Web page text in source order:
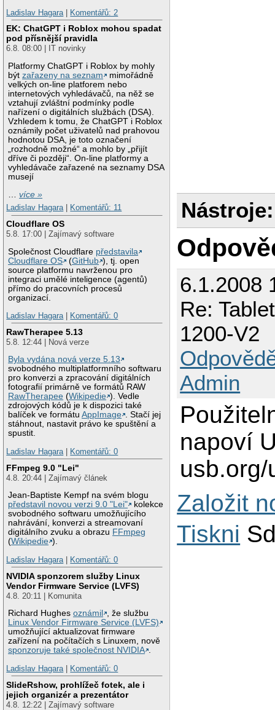
Ladislav Hagara
Komentářů: 2
EK: ChatGPT i Roblox mohou spadat
pod přísnější pravidla
6.8. 08:00 | IT novinky
Platformy ChatGPT i Roblox by mohly
býtzařazeny na seznam
mimořádně
velkých on-line platforem nebo
internetových vyhledávačů, na něž se
vztahují zvláštní podmínky podle
nařízení o digitálních službách (DSA).
Vzhledem k tomu, že ChatGPT i Roblox
oznámily počet uživatelů nad prahovou
hodnotou DSA, je toto označení
„rozhodně možné“ a mohlo by „přijít
dříve či později“. On-line platformy a
vyhledávače zařazené na seznamy DSA
musejí
…více »
Ladislav Hagara| Komentářů: 11
Cloudflare OS
5.8. 17:00 | Zajímavý software
Společnost Cloudflare představila
Cloudflare OS
(GitHub ), tj. open
source platformu navrženou pro
integraci umělé inteligence (agentů)
přímo do pracovních procesů
organizací.
Ladislav Hagara| Komentářů: 0
RawTherapee 5.13
5.8. 12:44 | Nová verze
Byla vydána nová verze 5.13
svobodného multiplatformního softwaru
pro konverzi a zpracování digitálních
fotografií primárně ve formátů RAW
RawTherapee (Wikipedie ). Vedle
zdrojových kódů je k dispozici také
balíček ve formátuAppImage . Stačí jej
stáhnout, nastavit právo ke spuštění a
spustit.
Ladislav Hagara| Komentářů: 0
FFmpeg 9.0 "Lei"
4.8. 20:44 | Zajímavý článek
Jean-Baptiste Kempf na svém blogu
představil novou verzi 9.0 "Lei"
kolekce
svobodného softwaru umožňujícího
nahrávání, konverzi a streamovaní
digitálního zvuku a obrazu FFmpeg
(Wikipedie ).
Ladislav Hagara| Komentářů: 0
NVIDIA sponzorem služby Linux
Vendor Firmware Service (LVFS)
4.8. 20:11 | Komunita
Richard Hughesoznámil
, že službu
Linux Vendor Firmware Service (LVFS)
umožňující aktualizovat firmware
zařízení na počítačích s Linuxem, nově
sponzoruje také společnost NVIDIA .
Ladislav Hagara| Komentářů: 0
SlideRshow, prohlížeč fotek, ale i
jejich organizér a prezentátor
4.8. 12:22 | Zajímavý software
Nástroje:
6.1.2008
Re:
1200-V2
Admin
napoví
Založit
Tiskni